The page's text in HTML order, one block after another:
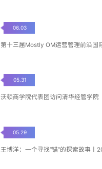
06.03
第十三届Mostly OM运营管理前沿国
05.31
沃顿商学院代表团访问清华经管学院
05.29
王博洋：一个寻找“锚”的探索故事丨